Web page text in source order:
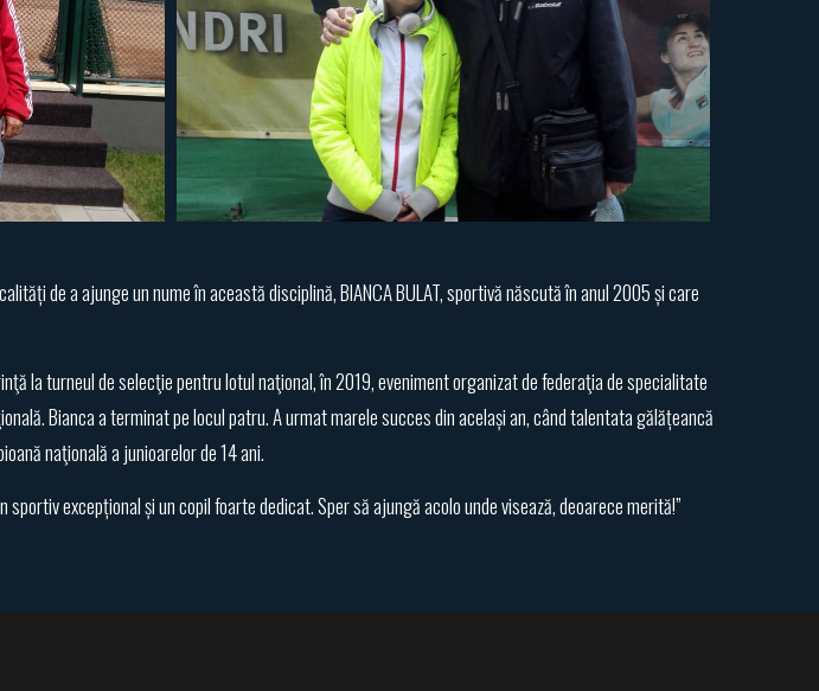
de a ajunge un nume în această disciplină, BIANCA BULAT, sportivă născută în anul 2005 și care
la turneul de selecţie pentru lotul naţional, în 2019, eveniment organizat de federaţia de specialitate
Bianca a terminat pe locul patru. A urmat marele succes din același an, când talentata gălățeancă
naţională a junioarelor de 14 ani.
excepțional și un copil foarte dedicat. Sper să ajungă acolo unde visează, deoarece merită!”